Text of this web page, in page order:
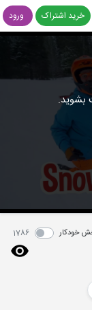
خرید اشتراک ورود
بشوید.
خودکار 1786